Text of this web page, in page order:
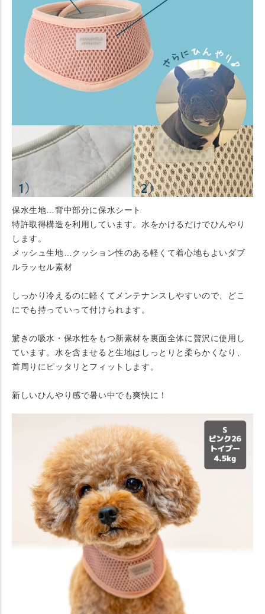
保水生地…背中部分に保水シート
特許取得構造を利用しています。水をかけるだけでひんやり
します。
メッシュ生地…クッション性のある軽くて着心地もよいダブ
ルラッセル素材
しっかり冷えるのに軽くてメンテナンスしやすいので、どこ
にでも持っていって付けられます。
驚きの吸水・保水性をもつ新素材を裏面全体に贅沢に使用し
ています。水を含ませると生地はしっとりと柔らかくなり、
首周りにピッタリとフィットします。
新しいひんやり感で暑い中でも爽快に！